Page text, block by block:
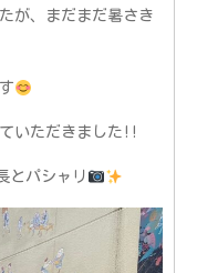
が、まだまだ暑さき
ていただきました!!
とパシャリ